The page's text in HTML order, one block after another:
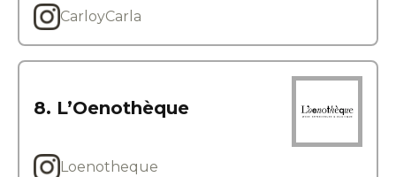
CarloyCarla
8. L’Oenothèque
Loenotheque